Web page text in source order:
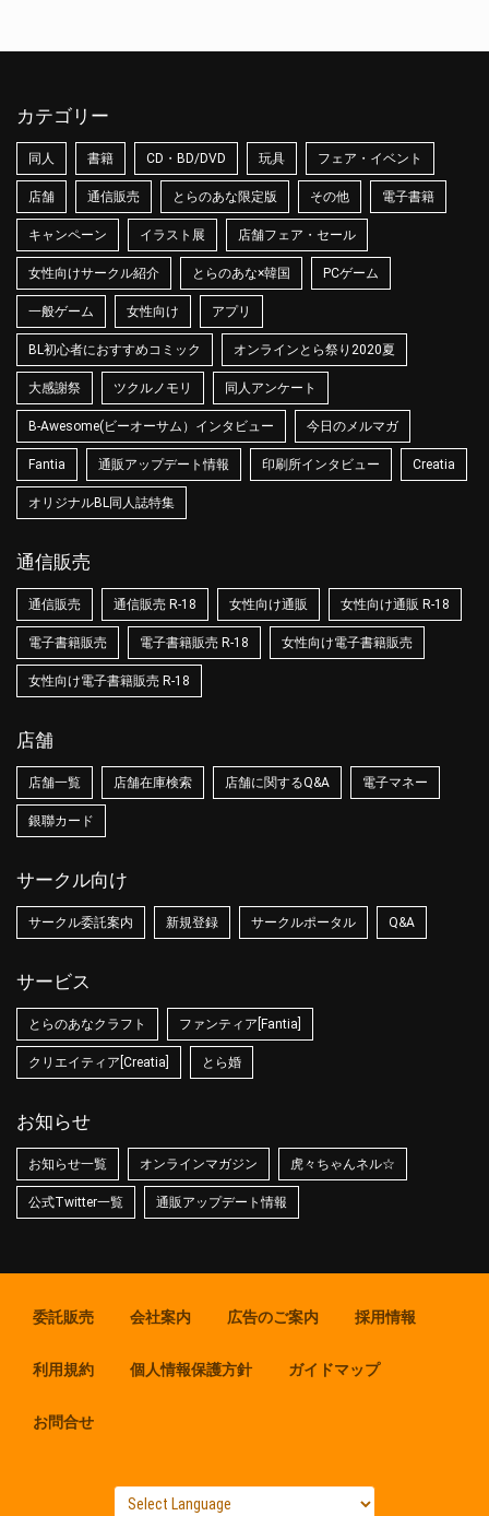
カテゴリー
同人 書籍 CD・BD/DVD 玩具 フェア・イベント
店舗 通信販売 とらのあな限定版 その他 電子書籍
キャンペーン イラスト展 店舗フェア・セール
女性向けサークル紹介 とらのあな×韓国 PCゲーム
一般ゲーム 女性向け アプリ
BL初心者におすすめコミック オンラインとら祭り2020夏
大感謝祭 ツクルノモリ 同人アンケート
B-Awesome(ビーオーサム）インタビュー 今日のメルマガ
Fantia 通販アップデート情報 印刷所インタビュー Creatia
オリジナルBL同人誌特集
通信販売
通信販売 通信販売 R-18 女性向け通販 女性向け通販 R-18
電子書籍販売 電子書籍販売 R-18 女性向け電子書籍販売
女性向け電子書籍販売 R-18
店舗
店舗一覧 店舗在庫検索 店舗に関するQ&A 電子マネー
銀聯カード
サークル向け
サークル委託案内 新規登録 サークルポータル Q&A
サービス
とらのあなクラフト ファンティア[Fantia]
クリエイティア[Creatia] とら婚
お知らせ
お知らせ一覧 オンラインマガジン 虎々ちゃんネル☆
公式Twitter一覧 通販アップデート情報
委託販売 会社案内 広告のご案内 採用情報
利用規約 個人情報保護方針 ガイドマップ
お問合せ